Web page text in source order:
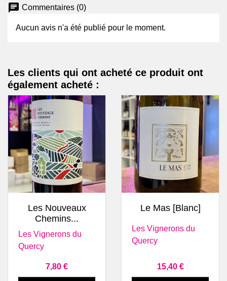
chat Commentaires (0)
Aucun avis n'a été publié pour le moment.
Les clients qui ont acheté ce produit ont
également acheté :
Les Nouveaux
Chemins...
Les Vignerons du
Quercy
Prix
7,80 €
Le Mas [Blanc]
Les Vignerons du
Quercy
Prix
15,40 €